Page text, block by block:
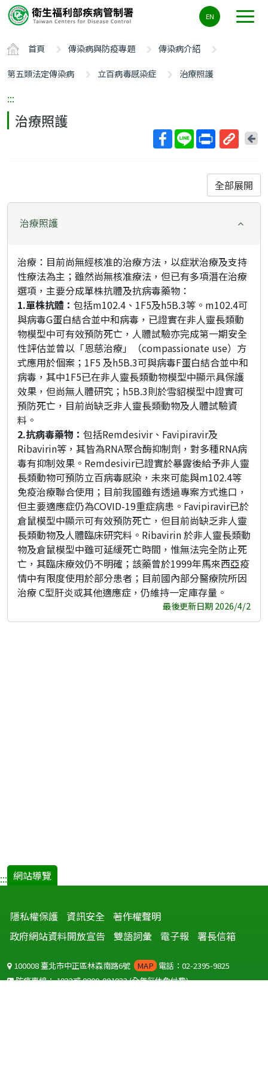
要
容
ALT+C
EN
首頁 傳染病與防疫專題
傳染病介紹
第五類法定傳染病
立百病毒感染症 治療照護
:::
治療照護
短
網
回
全部展開
治療照護
治療：目前尚無經核准的治療方法，以症狀治療及支持
性療法為主；雖然尚無核准療法，但已有多項潛在治療
選項，主要分成單株抗體及抗病毒藥物：
1.單株抗體： 包括m102.4、1F5及h5B.3等。m102.4可
與病毒G蛋白結合並中和病毒，已證實在非人靈長類動
物模型中可有效預防死亡，人體試驗亦完成第一期安全
性評估並曾以「恩慈治療」（compassionate use）方
式應用於個案；1F5 及h5B.3可與病毒F蛋白結合並中和
病毒，其中1F5已在非人靈長類動物模型中顯示具保護
效果，但尚無人體研究；h5B.3則於雪貂模型中證實可
預防死亡，目前尚缺乏非人靈長類動物及人體試驗資
料。
2.抗病毒藥物： 包括Remdesivir、Favipiravir及
Ribavirin等，其皆為RNA聚合酶抑制劑，對多種RNA病
毒有抑制效果。Remdesivir已證實於暴露後給予非人靈
長類動物可預防立百病毒感染，未來可能與m102.4等
免疫治療聯合使用；目前我國雖有透過專案方式進口，
但主要適應症仍為COVID-19重症病患。Favipiravir已於
倉鼠模型中顯示可有效預防死亡，但目前尚缺乏非人靈
長類動物及人體臨床研究料。Ribavirin 於非人靈長類動
物及倉鼠模型中雖可延緩死亡時間，惟無法完全防止死
亡，其臨床療效仍不明確；該藥曾於1999年馬來西亞疫
情中有限度使用於部分患者；目前國內部分醫療院所因
治療 C型肝炎或其他適應症，仍維持一定庫存量。
最後更新日期 2026/4/2
::: 網站導覽
隱私權保護 資訊安全 著作權聲明
政府網站資料開放宣告
雙語詞彙 電子報 署長信箱
100008 臺北市中正區林森南路6號 MAP 電話：02-2395-9825
防疫專線：1922或0800-001922(全年無休免付費)